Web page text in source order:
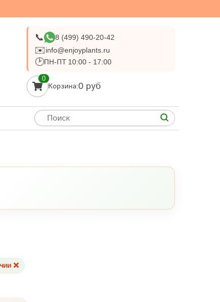
📞 8 (499) 490-20-42
✉️info@enjoyplants.ru
🕑ПН-ПТ 10:00 - 17:00
0
Корзина:0 руб
❌